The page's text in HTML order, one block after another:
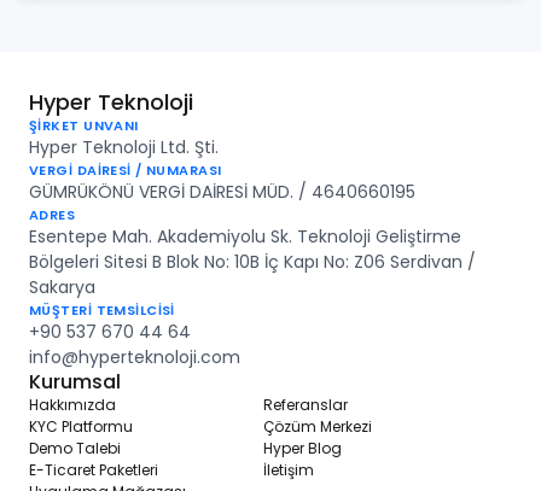
Hyper Teknoloji
ŞİRKET UNVANI
Hyper Teknoloji Ltd. Şti.
VERGİ DAİRESİ / NUMARASI
GÜMRÜKÖNÜ VERGİ DAİRESİ MÜD. / 4640660195
ADRES
Esentepe Mah. Akademiyolu Sk. Teknoloji Geliştirme
Bölgeleri Sitesi B Blok No: 10B İç Kapı No: Z06 Serdivan /
Sakarya
MÜŞTERİ TEMSİLCİSİ
+90 537 670 44 64
info@hyperteknoloji.com
Kurumsal
Hakkımızda
KYC Platformu
Demo Talebi
E-Ticaret Paketleri
Referanslar
Çözüm Merkezi
Hyper Blog
İletişim